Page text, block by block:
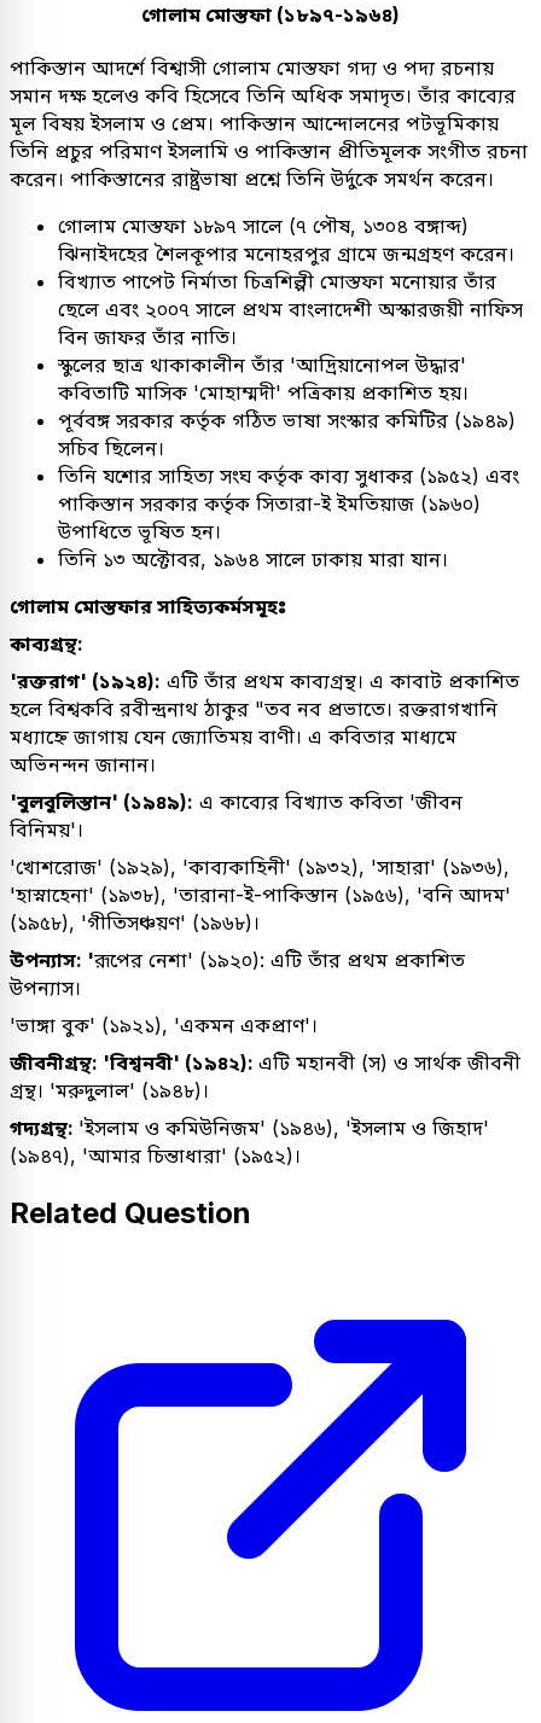
গোলাম মোস্তফা (১৮৯৭-১৯৬৪)
পাকিস্তান আদর্শে বিশ্বাসী গোলাম মোস্তফা গদ্য ও পদ্য রচনায়
সমান দক্ষ হলেও কবি হিসেবে তিনি অধিক সমাদৃত। তাঁর কাব্যের
মূল বিষয় ইসলাম ও প্রেম। পাকিস্তান আন্দোলনের পটভূমিকায়
তিনি প্রচুর পরিমাণ ইসলামি ও পাকিস্তান প্রীতিমূলক সংগীত রচনা
করেন। পাকিস্তানের রাষ্ট্রভাষা প্রশ্নে তিনি উর্দুকে সমর্থন করেন।
গোলাম মোস্তফা ১৮৯৭ সালে (৭ পৌষ, ১৩০৪ বঙ্গাব্দ)
ঝিনাইদহের শৈলকূপার মনোহরপুর গ্রামে জন্মগ্রহণ করেন।
বিখ্যাত পাপেট নির্মাতা চিত্রশিল্পী মোস্তফা মনোয়ার তাঁর
ছেলে এবং ২০০৭ সালে প্রথম বাংলাদেশী অস্কারজয়ী নাফিস
বিন জাফর তাঁর নাতি।
স্কুলের ছাত্র থাকাকালীন তাঁর 'আদ্রিয়ানোপল উদ্ধার'
কবিতাটি মাসিক 'মোহাম্মদী' পত্রিকায় প্রকাশিত হয়।
পূর্ববঙ্গ সরকার কর্তৃক গঠিত ভাষা সংস্কার কমিটির (১৯৪৯)
সচিব ছিলেন।
তিনি যশোর সাহিত্য সংঘ কর্তৃক কাব্য সুধাকর (১৯৫২) এবং
পাকিস্তান সরকার কর্তৃক সিতারা-ই ইমতিয়াজ (১৯৬০)
উপাধিতে ভূষিত হন।
তিনি ১৩ অক্টোবর, ১৯৬৪ সালে ঢাকায় মারা যান।
গোলাম মোস্তফার সাহিত্যকর্মসমূহঃ
কাব্যগ্রন্থ:
'রক্তরাগ' (১৯২৪): এটি তাঁর প্রথম কাব্যগ্রন্থ। এ কাবাট প্রকাশিত
হলে বিশ্বকবি রবীন্দ্রনাথ ঠাকুর "তব নব প্রভাতে। রক্তরাগখানি
মধ্যাহ্নে জাগায় যেন জ্যোতিময় বাণী। এ কবিতার মাধ্যমে
অভিনন্দন জানান।
'বুলবুলিস্তান' (১৯৪৯): এ কাব্যের বিখ্যাত কবিতা 'জীবন
বিনিময়'।
'খোশরোজ' (১৯২৯), 'কাব্যকাহিনী' (১৯৩২), 'সাহারা' (১৯৩৬),
'হাস্নাহেনা' (১৯৩৮), 'তারানা-ই-পাকিস্তান (১৯৫৬), 'বনি আদম'
(১৯৫৮), 'গীতিসঞ্চয়ণ' (১৯৬৮)।
উপন্যাস: 'রূপের নেশা' (১৯২০): এটি তাঁর প্রথম প্রকাশিত
উপন্যাস।
'ভাঙ্গা বুক' (১৯২১), 'একমন একপ্রাণ'।
জীবনীগ্রন্থ: 'বিশ্বনবী' (১৯৪২): এটি মহানবী (স) ও সার্থক জীবনী
গ্রন্থ। 'মরুদুলাল' (১৯৪৮)।
গদ্যগ্রন্থ: 'ইসলাম ও কমিউনিজম' (১৯৪৬), 'ইসলাম ও জিহাদ'
(১৯৪৭), 'আমার চিন্তাধারা' (১৯৫২)।
Related Question